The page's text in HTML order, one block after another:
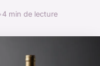
4 min de lecture